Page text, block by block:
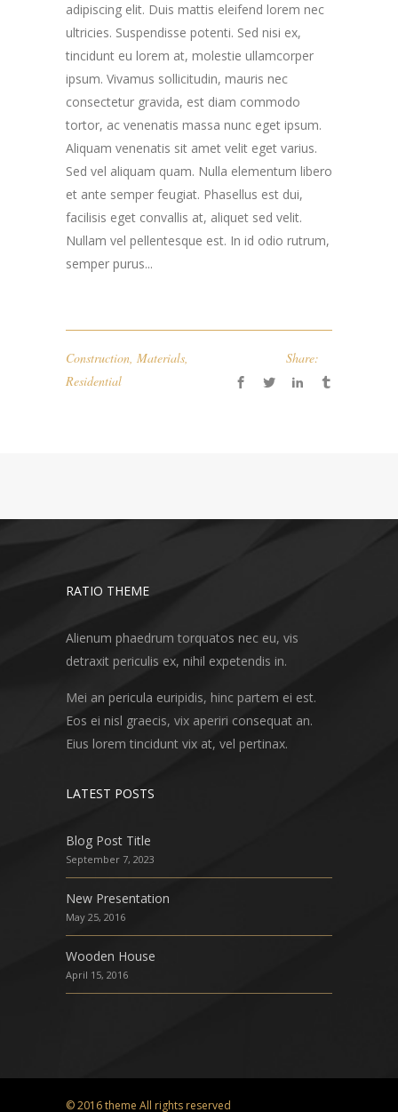
adipiscing elit. Duis mattis eleifend lorem nec
ultricies. Suspendisse potenti. Sed nisi ex,
tincidunt eu lorem at, molestie ullamcorper
ipsum. Vivamus sollicitudin, mauris nec
consectetur gravida, est diam commodo
tortor, ac venenatis massa nunc eget ipsum.
Aliquam venenatis sit amet velit eget varius.
Sed vel aliquam quam. Nulla elementum libero
et ante semper feugiat. Phasellus est dui,
facilisis eget convallis at, aliquet sed velit.
Nullam vel pellentesque est. In id odio rutrum,
semper purus...
Construction, Materials,
Residential
Share:
RATIO THEME
Alienum phaedrum torquatos nec eu, vis
detraxit periculis ex, nihil expetendis in.
Mei an pericula euripidis, hinc partem ei est.
Eos ei nisl graecis, vix aperiri consequat an.
Eius lorem tincidunt vix at, vel pertinax.
LATEST POSTS
Blog Post Title
September 7, 2023
New Presentation
May 25, 2016
Wooden House
April 15, 2016
© 2016 theme All rights reserved